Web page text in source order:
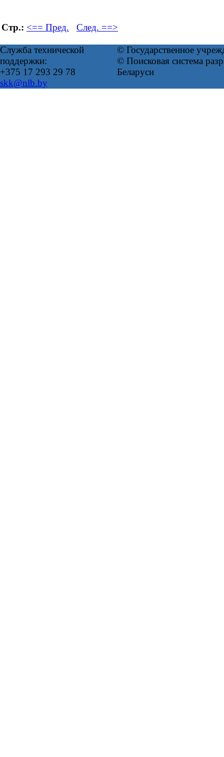
Стр.: <== Пред. След. ==>
Служба технической
поддержки:
+375 17 293 29 78
skk@nlb.by
© Государственное
© Поисковая система
Беларуси